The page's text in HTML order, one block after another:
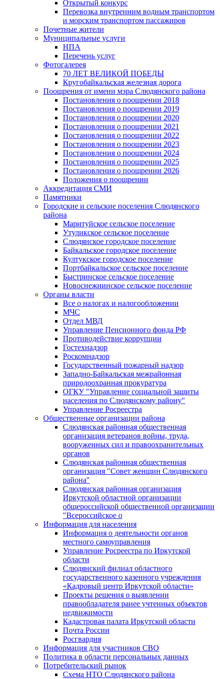
Открытый конкурс
Перевозка внутренним водным транспортом
и морским транспортом пассажиров
Почетные жители
Муниципальные услуги
НПА
Перечень услуг
Фотогалерея
70 ЛЕТ ВЕЛИКОЙ ПОБЕДЫ
Кругобайкальская железная дорога
Поощрения от имени мэра Слюдянского района
Постановления о поощрении 2018
Постановления о поощрении 2019
Постановления о поощрении 2020
Постановления о поощрении 2021
Постановления о поощрении 2022
Постановления о поощрении 2023
Постановления о поощрении 2024
Постановления о поощрении 2025
Постановления о поощрении 2026
Положения о поощрении
Аккредитация СМИ
Памятники
Городские и сельские поселения Слюдянского
района
Маритуйское сельское поселение
Утуликское сельское поселение
Слюдянское городское поселение
Байкальское городское поселение
Култукское городское поселение
Портбайкальское сельское поселение
Быстринское сельское поселение
Новоснежнинское сельское поселение
Органы власти
Все о налогах и налогообложении
МЧС
Отдел МВД
Управление Пенсионного фонда РФ
Противодействие коррупции
Гостехнадзор
Роскомнадзор
Государственный пожарный надзор
Западно-Байкальская межрайонная
природоохранная прокуратура
ОГКУ "Управление социальной защиты
населения по Слюдянскому району"
Управление Росреестра
Общественные организации района
Слюдянская районная общественная
организация ветеранов войны, труда,
вооруженных сил и правоохранительных
органов
Слюдянская районная общественная
организация "Совет женщин Слюдянского
района"
Слюдянская районная организация
Иркутской областной организации
общероссийской общественной организации
"Всероссийское о
Информация для населения
Информация о деятельности органов
местного самоуправления
Управление Росреестра по Иркутской
области
Слюдянский филиал областного
государственного казенного учреждения
«Кадровый центр Иркутской области»
Проекты решения о выявлении
правообладателя ранее учтенных объектов
недвижимости
Кадастровая палата Иркутской области
Почта России
Росгвардия
Информация для участников СВО
Политика в области персональных данных
Потребительский рынок
Схема НТО Слюдянского района